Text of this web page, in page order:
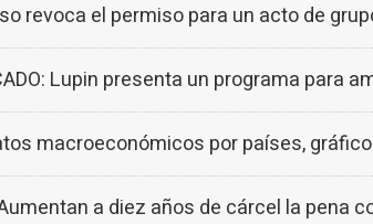
revoca el permiso para un acto de
Lupin presenta un programa para
macroeconómicos por países,
a diez años de cárcel la pena